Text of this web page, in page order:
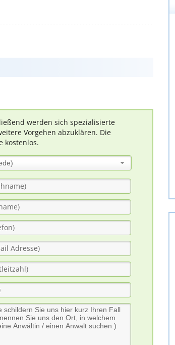
werden sich spezialisierte
Vorgehen abzuklären. Die
kostenlos.